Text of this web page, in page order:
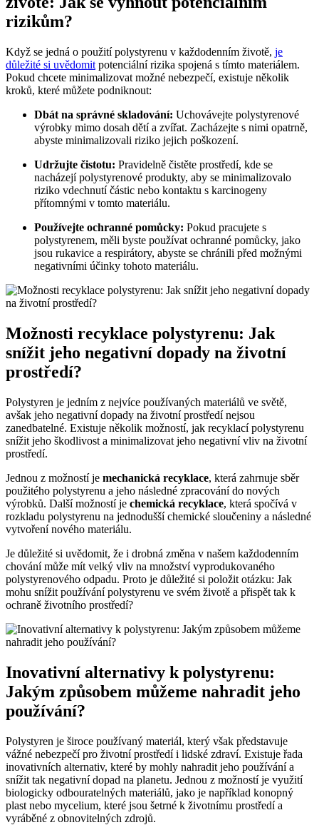
rizikům?
Když se jedná o použití polystyrenu v každodenním životě, je
důležité si uvědomit potenciální rizika spojená s tímto materiálem.
Pokud chcete minimalizovat možné nebezpečí, existuje několik
kroků, které můžete podniknout:
Dbát na správné skladování: Uchovávejte polystyrenové
výrobky mimo dosah dětí a zvířat. Zacházejte s nimi opatrně,
abyste minimalizovali riziko jejich poškození.
Udržujte čistotu: Pravidelně čistěte prostředí, kde se
nacházejí polystyrenové produkty, aby se minimalizovalo
riziko vdechnutí částic nebo kontaktu s karcinogeny
přítomnými v tomto materiálu.
Používejte ochranné pomůcky: Pokud pracujete s
polystyrenem, měli byste používat ochranné pomůcky, jako
jsou rukavice a respirátory, abyste se chránili před možnými
negativními účinky tohoto materiálu.
Možnosti recyklace polystyrenu: Jak
snížit jeho negativní dopady na životní
prostředí?
Polystyren je jedním z nejvíce používaných materiálů ve světě,
avšak jeho negativní dopady na životní prostředí nejsou
zanedbatelné. Existuje několik možností, jak recyklací polystyrenu
snížit jeho škodlivost a minimalizovat jeho negativní vliv na životní
prostředí.
Jednou z možností je mechanická recyklace, která zahrnuje sběr
použitého polystyrenu a jeho následné zpracování do nových
výrobků. Další možností je chemická recyklace, která spočívá v
rozkladu polystyrenu na jednodušší chemické sloučeniny a následné
vytvoření nového materiálu.
Je důležité si uvědomit, že i drobná změna v našem každodenním
chování může mít velký vliv na množství vyprodukovaného
polystyrenového odpadu. Proto je důležité si položit otázku: Jak
mohu snížit používání polystyrenu ve svém životě a přispět tak k
ochraně životního prostředí?
Inovativní alternativy k polystyrenu:
Jakým způsobem můžeme nahradit jeho
používání?
Polystyren je široce používaný materiál, který však představuje
vážné nebezpečí pro životní prostředí i lidské zdraví. Existuje řada
inovativních alternativ, které by mohly nahradit jeho používání a
snížit tak negativní dopad na planetu. Jednou z možností je využití
biologicky odbouratelných materiálů, jako je například konopný
plast nebo mycelium, které jsou šetrné k životnímu prostředí a
vyráběné z obnovitelných zdrojů.